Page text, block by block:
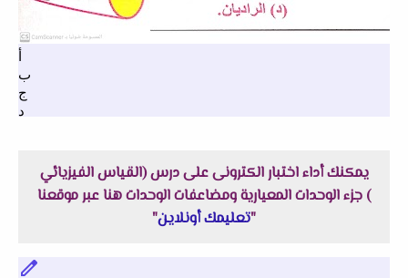
يمكنك أداء اختبار الكترونى على درس (القياس الفيزيائي
) جزء الوحدات المعيارية ومضاعفات الوحدات هنا عبر موقعنا
"تعليمك أونلاين"